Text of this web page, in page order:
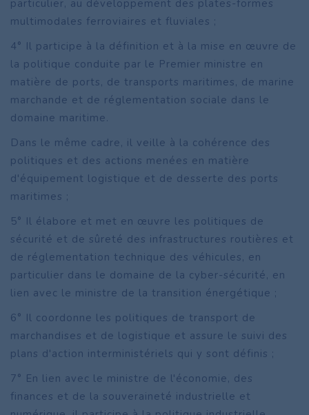
particulier, au développement des plates-formes
multimodales ferroviaires et fluviales ;
4° Il participe à la définition et à la mise en œuvre de
la politique conduite par le Premier ministre en
matière de ports, de transports maritimes, de marine
marchande et de réglementation sociale dans le
domaine maritime.
Dans le même cadre, il veille à la cohérence des
politiques et des actions menées en matière
d'équipement logistique et de desserte des ports
maritimes ;
5° Il élabore et met en œuvre les politiques de
sécurité et de sûreté des infrastructures routières et
de réglementation technique des véhicules, en
particulier dans le domaine de la cyber-sécurité, en
lien avec le ministre de la transition énergétique ;
6° Il coordonne les politiques de transport de
marchandises et de logistique et assure le suivi des
plans d'action interministériels qui y sont définis ;
7° En lien avec le ministre de l'économie, des
finances et de la souveraineté industrielle et